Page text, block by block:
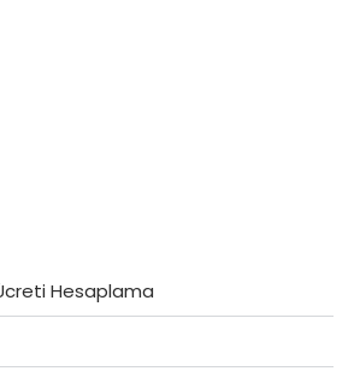
Hesaplama